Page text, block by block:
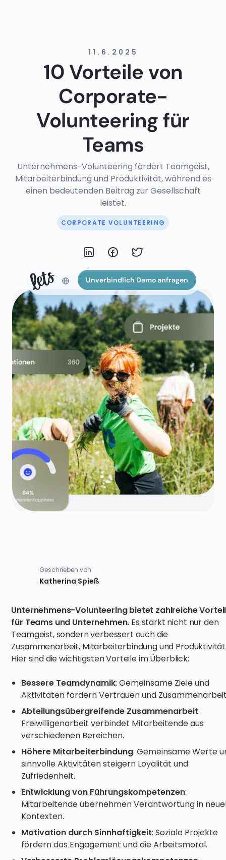
Unverbindlich Demo anfragen
11.6.2025
10 Vorteile von
Corporate-
Volunteering für
Teams
Unternehmens-Volunteering fördert Teamgeist,
Mitarbeiterbindung und Produktivität, während es
einen bedeutenden Beitrag zur Gesellschaft
leistet.
CORPORATE VOLUNTEERING
Geschrieben von
Katherina Spieß
Unternehmens-Volunteering bietet zahlreiche
für Teams und Unternehmen. Es stärkt nicht nur den
Teamgeist, sondern verbessert auch die
Zusammenarbeit, Mitarbeiterbindung und
Hier sind die wichtigsten Vorteile im Überblick:
Bessere Teamdynamik: Gemeinsame Ziele und
Aktivitäten fördern Vertrauen und
Abteilungsübergreifende Zusammenarbeit:
Freiwilligenarbeit verbindet Mitarbeitende aus
verschiedenen Bereichen.
Höhere Mitarbeiterbindung: Gemeinsame Werte
sinnvolle Aktivitäten steigern Loyalität und
Zufriedenheit.
Entwicklung von Führungskompetenzen:
Mitarbeitende übernehmen Verantwortung in
Kontexten.
Motivation durch Sinnhaftigkeit: Soziale Projekte
fördern das Engagement und die Arbeitsmoral.